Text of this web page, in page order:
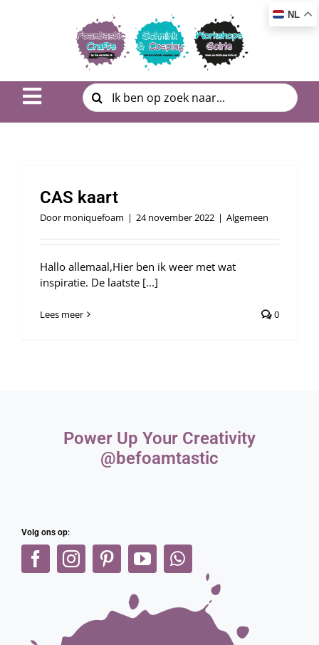
Toggle
Workshop | Cursus
Over ons
Zoeken
naar:
CAS kaart
Door moniquefoam | 24 november 2022 | Algemeen
Hallo allemaal,Hier ben ik weer met wat
inspiratie. De laatste [...]
Lees meer 0
Power Up Your Creativity
@befoamtastic
Volg ons op:
NL